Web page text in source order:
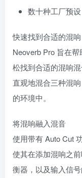
数十种工厂预设
快速找到合适的混响
Neoverb Pro 旨在
松找到合适的混响
直观地混合三种混
的环境中。
将混响融入混音
使用带有 Auto Cut
使其在添加混响之
衡器，以及输入信